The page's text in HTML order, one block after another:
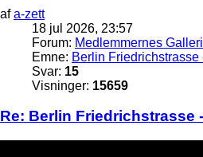
afa-zett
18 jul 2026, 23:57
Forum: Medlemmernes Galleri
Emne: Berlin
Svar: 15
Visninger: 15659
Re: Berlin Friedrichstrasse